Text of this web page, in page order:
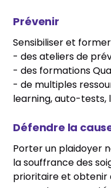
Prévenir
Sensibiliser et
- des ateliers de
- des formations
- de multiples
learning, auto-tests,
Défendre la
Porter un plaidoyer
la souffrance des
prioritaire et obtenir